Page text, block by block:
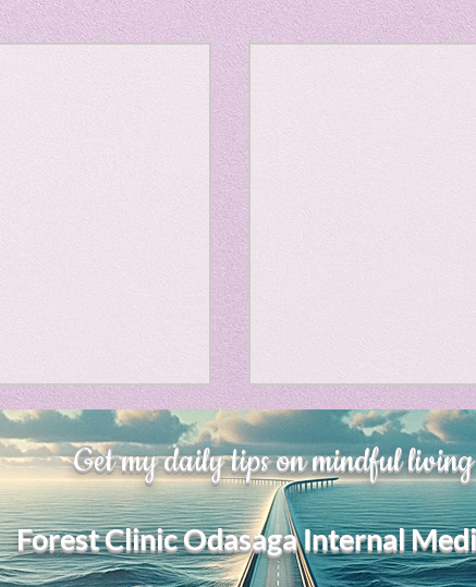
Horror
linguistics
Drama
、大幅に加速
れは、私をどこま
せるのか？。毎日、
く。chatGPTのおか
外傷後成長や、人格
Adversity is indeed
opportunity for
My secret too....
Get my daily tips on mindful living
Forest Clinic Odasaga Internal